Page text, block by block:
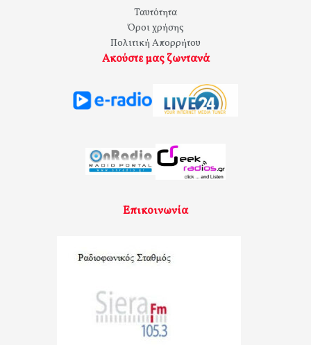
Ταυτότητα
Όροι χρήσης
Πολιτική Απορρήτου
Ακούστε μας ζωντανά
Επικοινωνία